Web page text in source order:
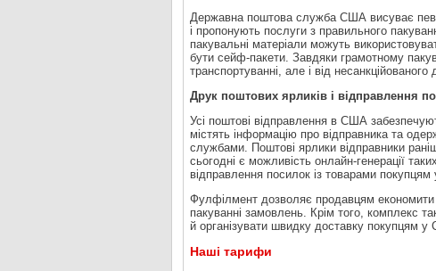
Державна поштова служба США висуває
і пропонують послуги з правильного
пакувальні матеріали можуть
бути сейф-пакети. Завдяки грамотному
транспортуванні, але і від несанкційованого
Друк поштових ярликів і відправлення
Усі поштові відправлення в США
містять інформацію про відправника та
службами. Поштові ярлики відправники
сьогодні є можливість онлайн-генерації
відправлення посилок із товарами
Фулфілмент дозволяє продавцям економити
пакуванні замовлень. Крім того, комплекс
й організувати швидку доставку покупцям
Наші тарифи